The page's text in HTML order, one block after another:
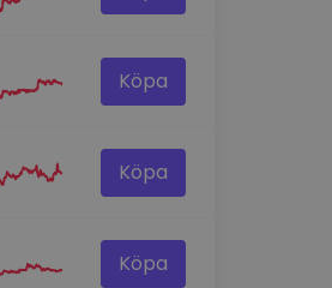
Köpa
Köpa
Köpa